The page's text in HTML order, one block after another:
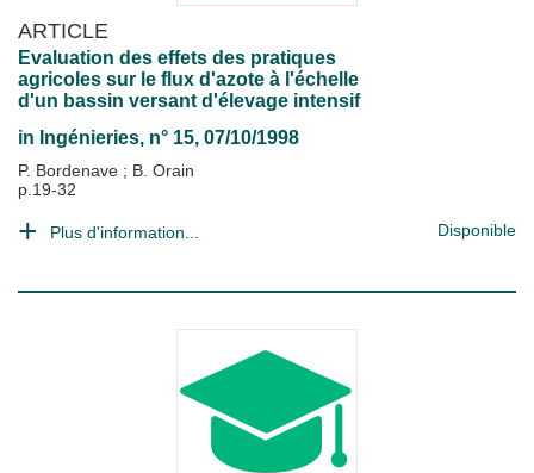
ARTICLE
Evaluation des effets des pratiques
agricoles sur le flux d'azote à l'échelle
d'un bassin versant d'élevage intensif
in Ingénieries, n° 15, 07/10/1998
P. Bordenave ; B. Orain
p.19-32
Plus d'information... Disponible